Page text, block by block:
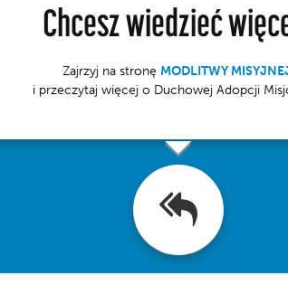
Chcesz wiedzieć
Zajrzyj na stronę MODLITWY
i przeczytaj więcej o Duchowej Adopcji